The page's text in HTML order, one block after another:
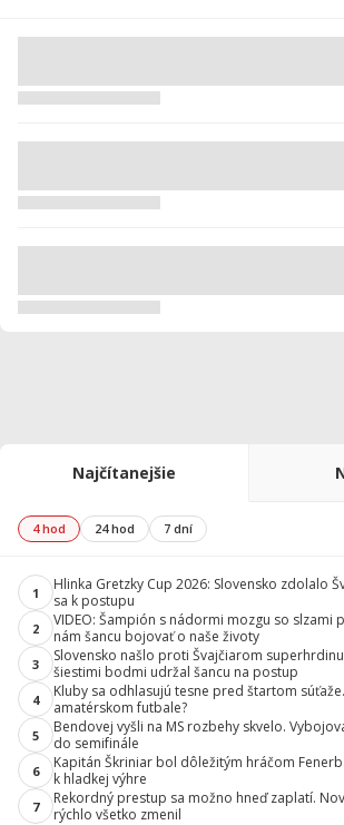
Najčítanejšie
4 hod 24 hod 7 dní
1
Hlinka Gretzky Cup 2026: Slovensko zdolalo
sa k postupu
2
VIDEO: Šampión s nádormi mozgu so slzami
nám šancu bojovať o naše životy
3
Slovensko našlo proti Švajčiarom
šiestimi bodmi udržal šancu na postup
4
Kluby sa odhlasujú tesne pred štartom
amatérskom futbale?
5
Bendovej vyšli na MS rozbehy skvelo.
do semifinále
6
Kapitán Škriniar bol dôležitým hráčom
k hladkej výhre
7
Rekordný prestup sa možno hneď zaplatí.
rýchlo všetko zmenil